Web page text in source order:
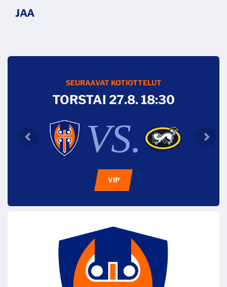
SEURAAVAT KOTIOTTELUT
TORSTAI 27.8. 18:30
VS.
VIP